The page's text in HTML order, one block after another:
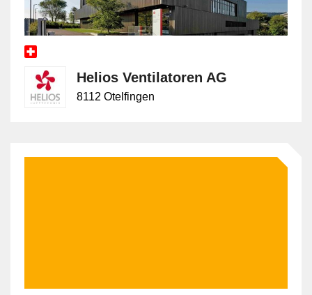
Helios Ventilatoren AG
8112 Otelfingen